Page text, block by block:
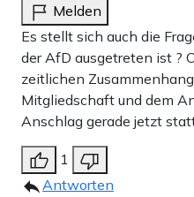
Melden
Es stellt sich auch die
der AfD ausgetreten ist ?
zeitlichen
Mitgliedschaft und dem
Anschlag gerade jetzt
1
Antworten